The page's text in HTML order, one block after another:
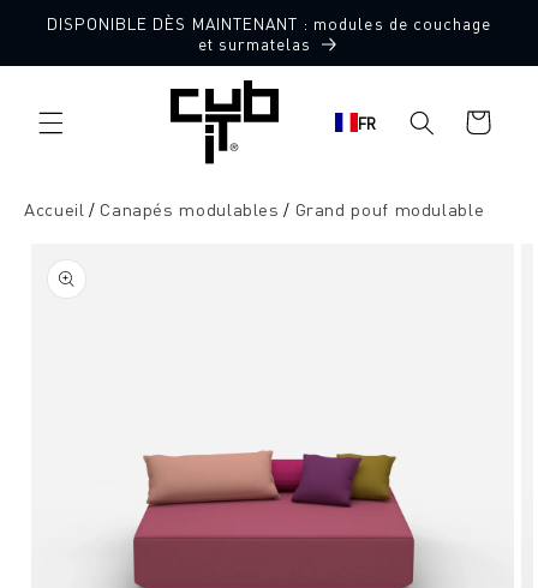
directement
DISPONIBLE DÈS MAINTENANT : modules de couchage
et surmatelas
FR
Panier
d'achat
Accueil Canapés modulables Grand pouf modulable
sur le
produit
Fabriqué en Allemagne 🖤